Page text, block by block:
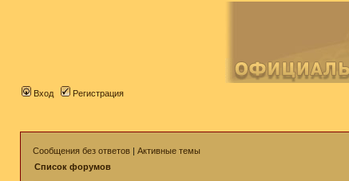
Вход Регистрация
Сообщения без ответов | Активные темы
Список форумов